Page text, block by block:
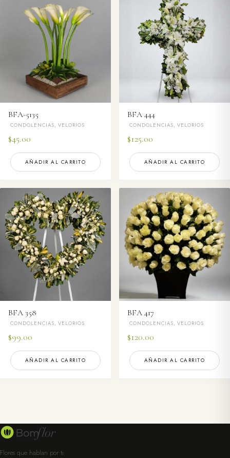
BFA-5135
CONDOLENCIAS, VELORIOS
$45.00
AÑADIR AL CARRITO
BFA 444
CONDOLENCIAS, VELORIOS
$125.00
AÑADIR AL CARRITO
BFA 358
CONDOLENCIAS, VELORIOS
$99.00
AÑADIR AL CARRITO
BFA 417
CONDOLENCIAS, VELORIOS
$120.00
AÑADIR AL CARRITO
Flores que hablan por ti.